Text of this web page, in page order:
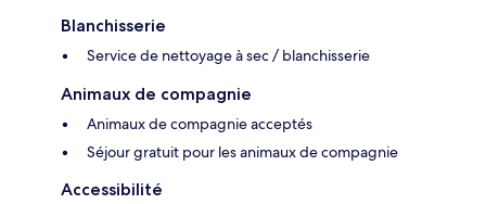
Blanchisserie
Service de nettoyage à sec / blanchisserie
Animaux de compagnie
Animaux de compagnie acceptés
Séjour gratuit pour les animaux de compagnie
Accessibilité